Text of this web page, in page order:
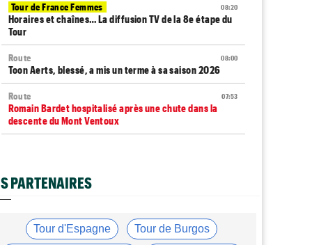
08:20
Tour de France Femmes
Horaires et chaînes… La diffusion TV de la 8e étape du
Tour
08:00
Route
Toon Aerts, blessé, a mis un terme à sa saison 2026
07:53
Route
Romain Bardet hospitalisé après une chute dans la
descente du Mont Ventoux
Média
Cyclism’Actu recrute des rédacteurs… voici comment
Tour d'Espagne
PARTENAIRES
Tour d'Espagne Tour de Burgos